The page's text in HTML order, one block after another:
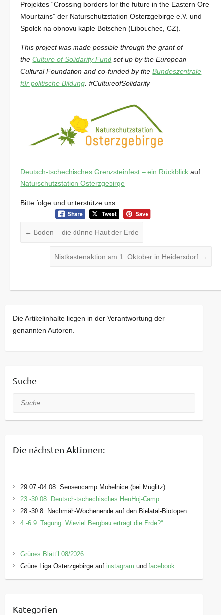
Projektes “Crossing borders for the future in the Eastern Ore
Mountains” der Naturschutzstation Osterzgebirge e.V. und
Spolek na obnovu kaple Botschen (Libouchec, CZ).
This project was made possible through the grant of
theCulture of Solidarity Fund set up by the European
Cultural Foundation and co-funded by theBundeszentrale
für politische Bildung . #CultureofSolidarity
Deutsch-tschechisches Grenzsteinfest – ein Rückblick auf
Naturschutzstation Osterzgebirge
Bitte folge und unterstütze uns:
← Boden – die dünne Haut der Erde
Nistkastenaktion am 1. Oktober in Heidersdorf →
Die Artikelinhalte liegen in der Verantwortung der
genannten Autoren.
Suche
Suche
Die nächsten Aktionen:
29.07.-04.08. Sensencamp Mohelnice (bei Müglitz)
23.-30.08. Deutsch-tschechisches HeuHoj-Camp
28.-30.8. Nachmäh-Wochenende auf den Bielatal-Biotopen
4.-6.9. Tagung „Wieviel Bergbau erträgt die Erde?“
Grünes Blätt’l 08/2026
Grüne Liga Osterzgebirge auf instagram undfacebook
Kategorien